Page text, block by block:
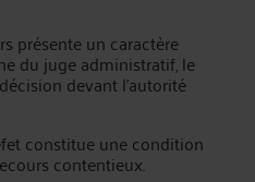
présente un caractère
du juge administratif, le
devant l'autorité
constitue une condition
contentieux.